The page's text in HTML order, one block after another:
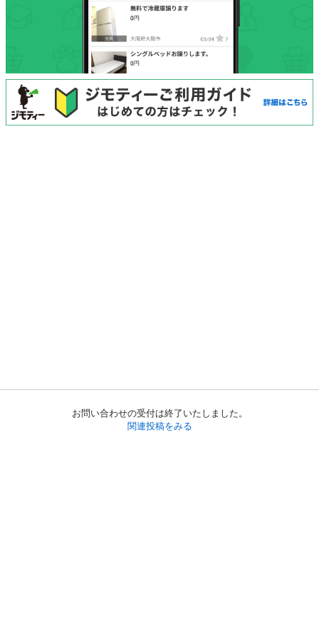
お問い合わせの受付は終了いたしました。
関連投稿をみる